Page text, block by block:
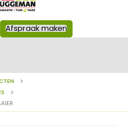
Afspraak maken